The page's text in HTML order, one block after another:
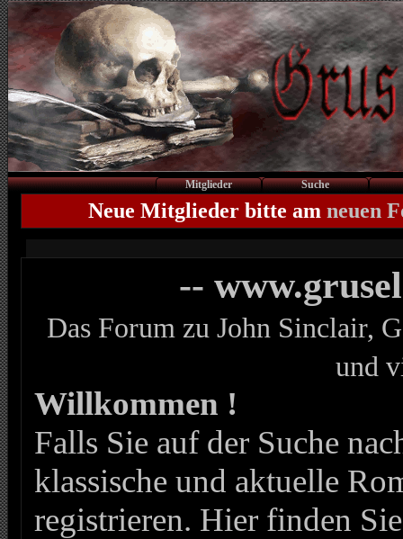
Mitglieder Suche
Neue Mitglieder bitte am neuen
--
Das Forum zu John Sinclair,
und
Willkommen !
Falls Sie auf der Suche
klassische und aktuelle
registrieren. Hier finden